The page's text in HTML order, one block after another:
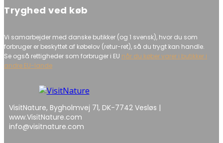
Tryghed ved køb
Vi samarbejder med danske butikker (og 1 svensk), hvor du som
forbruger er beskyttet af købelov (retur-ret), så du trygt kan handle.
Se også rettigheder som forbruger i EU når du køber varer i butikker i
andre EU-lande
VisitNature, Bygholmvej 71, DK-7742 Vesløs |
www.VisitNature.com
info@visitnature.com